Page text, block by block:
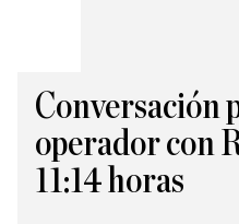
Conversación
operador con
11:14 horas